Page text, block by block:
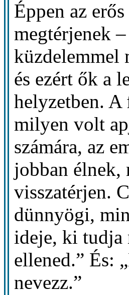
Éppen az
megtérjenek
küzdelemmel
és ezért ők a
helyzetben. A
milyen volt
számára, az
jobban élnek,
visszatérjen.
dünnyögi,
ideje, ki tudja
ellened.” És:
nevezz.”